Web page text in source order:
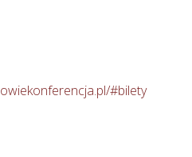
#bilety